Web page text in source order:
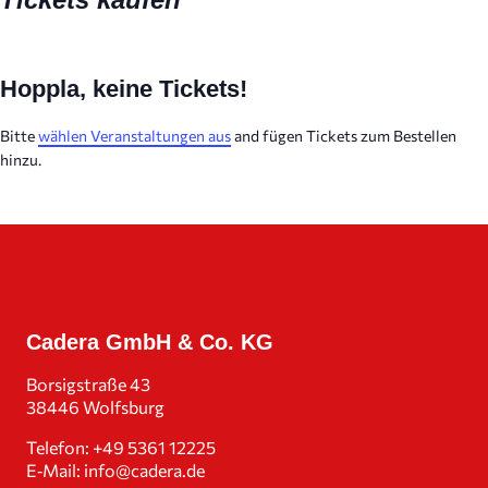
Hoppla, keine Tickets!
Bittewählen Veran­stal­tungen ausand fügen Tickets zum Bestellen
hinzu.
Cadera GmbH & Co. KG
Borsig­straße 43
38446 Wolfsburg
Telefon: +49 5361 12225
E‑Mail: info@cadera.de